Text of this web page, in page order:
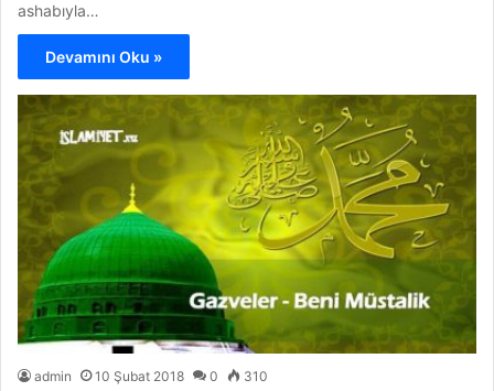
ashabıyla…
Devamını Oku »
admin 10 Şubat 2018 0 310